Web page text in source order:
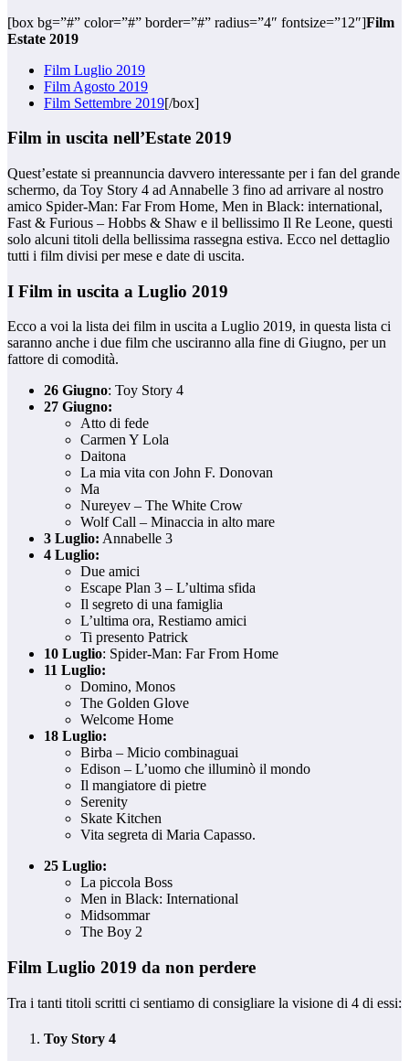
[box bg=”#” color=”#” border=”#” radius=”4″ fontsize=”12″]Film
Estate 2019
Film Luglio 2019
Film Agosto 2019
Film Settembre 2019[/box]
Film in uscita nell’Estate 2019
Quest’estate si preannuncia davvero interessante per i fan del grande
schermo, da Toy Story 4 ad Annabelle 3 fino ad arrivare al nostro
amico Spider-Man: Far From Home, Men in Black: international,
Fast & Furious – Hobbs & Shaw e il bellissimo Il Re Leone, questi
solo alcuni titoli della bellissima rassegna estiva. Ecco nel dettaglio
tutti i film divisi per mese e date di uscita.
I Film in uscita a Luglio 2019
Ecco a voi la lista dei film in uscita a Luglio 2019, in questa lista ci
saranno anche i due film che usciranno alla fine di Giugno, per un
fattore di comodità.
26 Giugno: Toy Story 4
27 Giugno:
Atto di fede
Carmen Y Lola
Daitona
La mia vita con John F. Donovan
Ma
Nureyev – The White Crow
Wolf Call – Minaccia in alto mare
3 Luglio: Annabelle 3
4 Luglio:
Due amici
Escape Plan 3 – L’ultima sfida
Il segreto di una famiglia
L’ultima ora, Restiamo amici
Ti presento Patrick
10 Luglio: Spider-Man: Far From Home
11 Luglio:
Domino, Monos
The Golden Glove
Welcome Home
18 Luglio:
Birba – Micio combinaguai
Edison – L’uomo che illuminò il mondo
Il mangiatore di pietre
Serenity
Skate Kitchen
Vita segreta di Maria Capasso.
25 Luglio:
La piccola Boss
Men in Black: International
Midsommar
The Boy 2
Film Luglio 2019 da non perdere
Tra i tanti titoli scritti ci sentiamo di consigliare la visione di 4 di essi:
Toy Story 4